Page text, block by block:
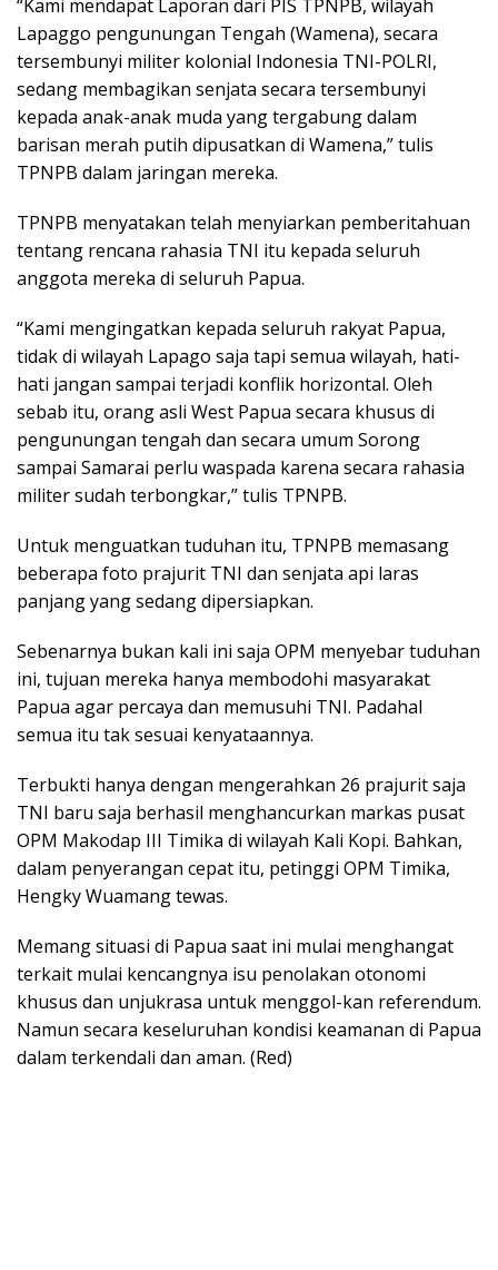
“Kami mendapat Laporan dari PIS TPNPB, wilayah
Lapaggo pengunungan Tengah (Wamena), secara
tersembunyi militer kolonial Indonesia TNI-POLRI,
sedang membagikan senjata secara tersembunyi
kepada anak-anak muda yang tergabung dalam
barisan merah putih dipusatkan di Wamena,” tulis
TPNPB dalam jaringan mereka.
TPNPB menyatakan telah menyiarkan pemberitahuan
tentang rencana rahasia TNI itu kepada seluruh
anggota mereka di seluruh Papua.
“Kami mengingatkan kepada seluruh rakyat Papua,
tidak di wilayah Lapago saja tapi semua wilayah, hati-
hati jangan sampai terjadi konflik horizontal. Oleh
sebab itu, orang asli West Papua secara khusus di
pengunungan tengah dan secara umum Sorong
sampai Samarai perlu waspada karena secara rahasia
militer sudah terbongkar,” tulis TPNPB.
Untuk menguatkan tuduhan itu, TPNPB memasang
beberapa foto prajurit TNI dan senjata api laras
panjang yang sedang dipersiapkan.
Sebenarnya bukan kali ini saja OPM menyebar tuduhan
ini, tujuan mereka hanya membodohi masyarakat
Papua agar percaya dan memusuhi TNI. Padahal
semua itu tak sesuai kenyataannya.
Terbukti hanya dengan mengerahkan 26 prajurit saja
TNI baru saja berhasil menghancurkan markas pusat
OPM Makodap III Timika di wilayah Kali Kopi. Bahkan,
dalam penyerangan cepat itu, petinggi OPM Timika,
Hengky Wuamang tewas.
Memang situasi di Papua saat ini mulai menghangat
terkait mulai kencangnya isu penolakan otonomi
khusus dan unjukrasa untuk menggol-kan referendum.
Namun secara keseluruhan kondisi keamanan di Papua
dalam terkendali dan aman. (Red)